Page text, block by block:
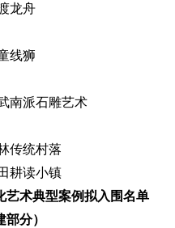
龙舟
线狮
南派石雕艺术
传统村落
耕读小镇
艺术典型案例拟入围名单
部分）